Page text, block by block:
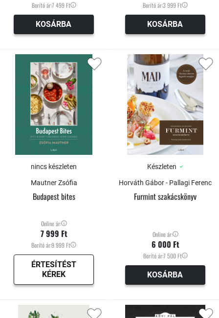
Borító ár:7 499 Ft
KOSÁRBA
Borító ár:3 999 Ft
KOSÁRBA
nincs készleten
Mautner Zsófia
Budapest bites
Online ár:
7 999 Ft
Borító ár:9 999 Ft
ÉRTESÍTÉST
KÉREK
Készleten
Horváth Gábor - Pallagi Ferenc
Furmint szakácskönyv
Online ár:
6 000 Ft
Borító ár:7 500 Ft
KOSÁRBA